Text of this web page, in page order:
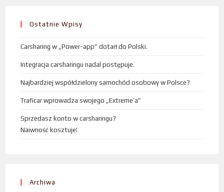
Ostatnie Wpisy
Carsharing w „Power-app” dotarł do Polski.
Integracja carsharingu nadal postępuje.
Najbardziej współdzielony samochód osobowy w Polsce?
Traficar wprowadza swojego „Extreme’a”
Sprzedasz konto w carsharingu?
Naiwność kosztuje!
Archiwa